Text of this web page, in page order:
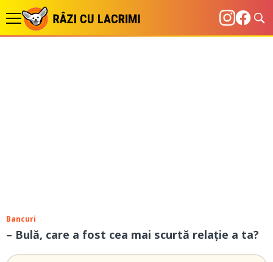
Bancuri
– Bulă, care a fost cea mai scurtă relație a ta?